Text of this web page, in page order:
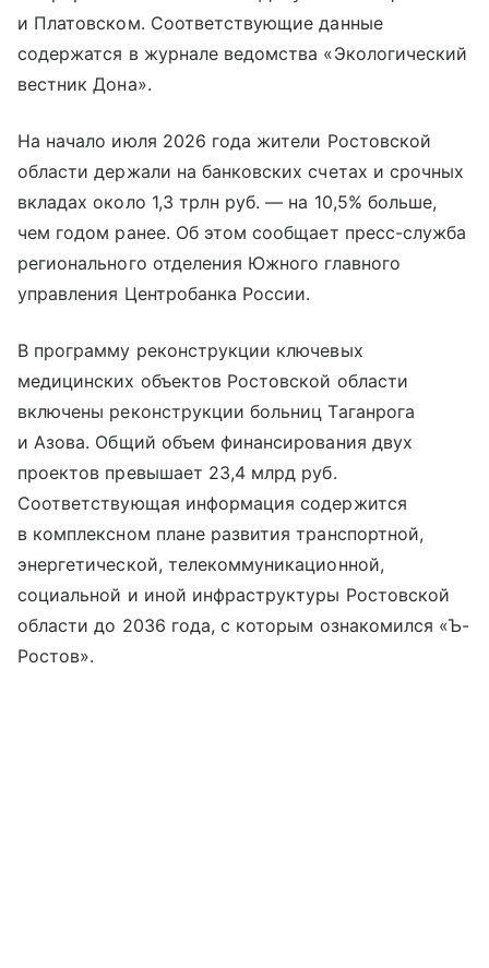
и Платовском. Соответствующие данные
содержатся в журнале ведомства «Экологический
вестник Дона».
На начало июля 2026 года жители Ростовской
области держали на банковских счетах и срочных
вкладах около 1,3 трлн руб. — на 10,5% больше,
чем годом ранее. Об этом сообщает пресс-служба
регионального отделения Южного главного
управления Центробанка России.
В программу реконструкции ключевых
медицинских объектов Ростовской области
включены реконструкции больниц Таганрога
и Азова. Общий объем финансирования двух
проектов превышает 23,4 млрд руб.
Соответствующая информация содержится
в комплексном плане развития транспортной,
энергетической, телекоммуникационной,
социальной и иной инфраструктуры Ростовской
области до 2036 года, с которым ознакомился «Ъ-
Ростов».